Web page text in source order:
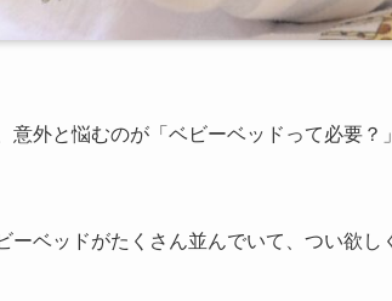
意外と悩むのが「ベビーベッドって必要？
ーベッドがたくさん並んでいて、つい欲し